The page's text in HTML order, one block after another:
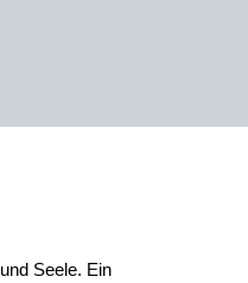
Seele. Ein